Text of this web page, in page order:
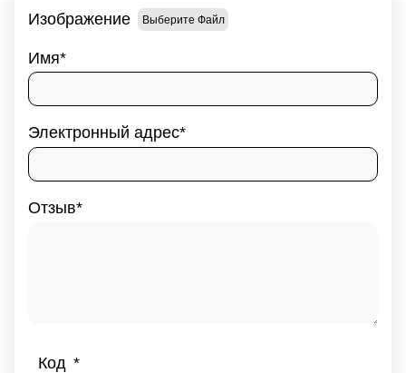
Изображение Выберите Файл
Имя
Электронный адрес
Отзыв
Код